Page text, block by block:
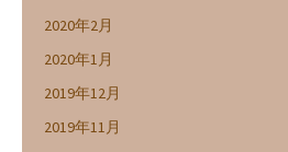
2020年2月
2020年1月
2019年12月
2019年11月